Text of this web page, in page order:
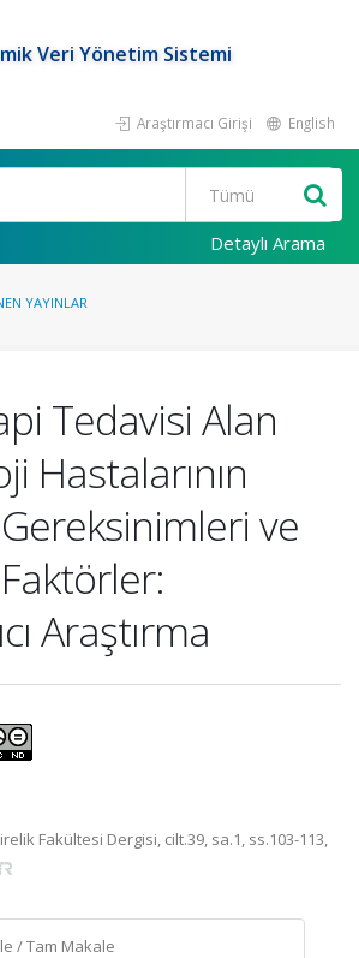
Veri Yönetim Sistemi
Araştırmacı Girişi English
Detaylı Arama
YAYINLAR
Tedavisi Alan
Hastalarının
ve
Araştırma
Fakültesi Dergisi, cilt.39, sa.1, ss.103-113,
/ Tam Makale